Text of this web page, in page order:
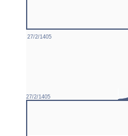
27/2/1405
27/2/1405